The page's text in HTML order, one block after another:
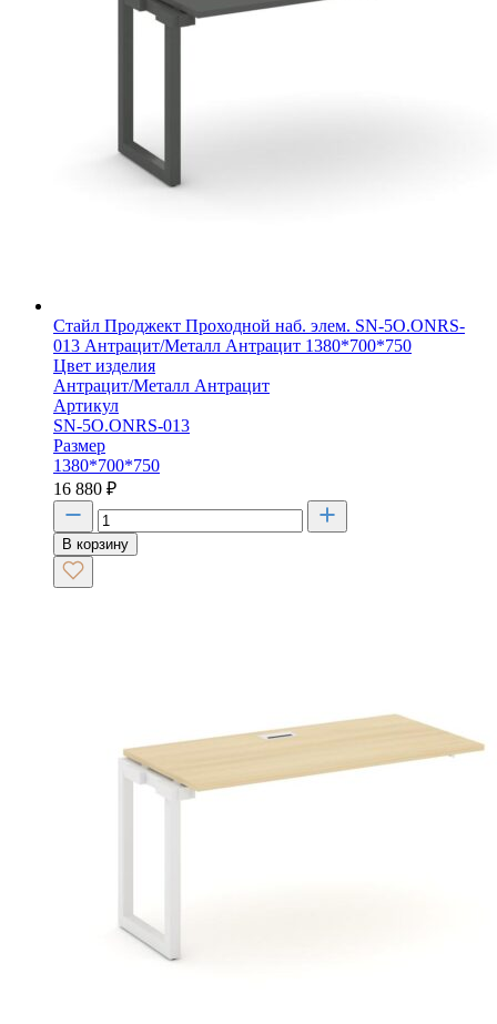
Стайл Проджект Проходной наб. элем. SN-5O.ONRS-
013 Антрацит/Металл Антрацит 1380*700*750
Цвет изделия
Антрацит/Металл Антрацит
Артикул
SN-5O.ONRS-013
Размер
1380*700*750
16 880 ₽
В корзину